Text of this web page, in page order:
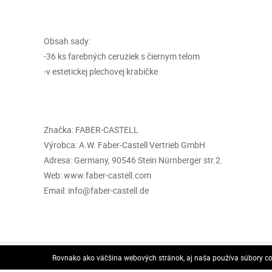
Obsah sady:
-36 ks farebných ceruziek s čiernym telom
-v estetickej plechovej krabičke
Značka: FABER-CASTELL
Výrobca: A.W. Faber-Castell Vertrieb GmbH
Adresa: Germany, 90546 Stein Nürnberger str.2.
Web: www.faber-castell.com
Email: info@faber-castell.de
DODANIE
Rovnako ako väčšina webových stránok, aj naša používa súbory